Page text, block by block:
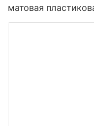
матовая
тритана, не